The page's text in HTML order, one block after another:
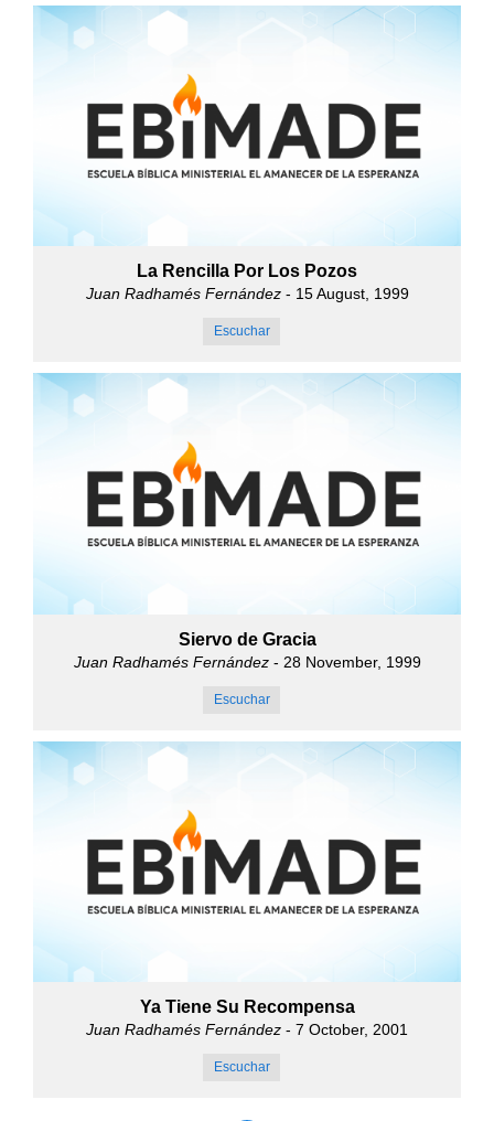
La Rencilla Por Los Pozos
Juan Radhamés Fernández- 15 August, 1999
Escuchar
Siervo de Gracia
Juan Radhamés Fernández- 28 November, 1999
Escuchar
Ya Tiene Su Recompensa
Juan Radhamés Fernández - 7 October, 2001
Escuchar